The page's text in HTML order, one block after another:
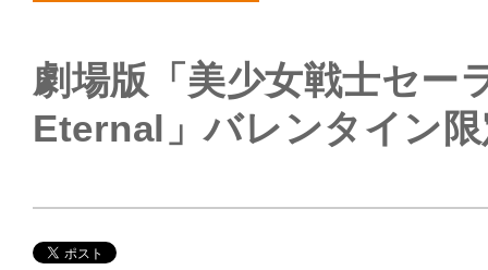
劇場版「美少女戦士セー
Eternal」バレンタイン